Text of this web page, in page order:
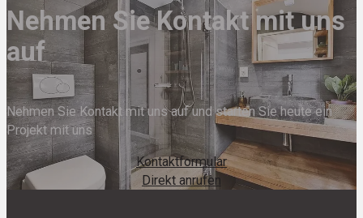
Nehmen Sie Kontakt mit uns
auf
Nehmen Sie Kontakt mit uns auf und starten Sie heute ein
Projekt mit uns
Kontaktformular
Direkt anrufen